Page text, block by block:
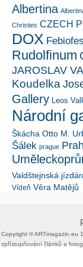
Albertina
Christies CZECH
DOX
Rudolfinum
JAROSLAV
Koudelka
Gallery Leos
Národní
Škácha Otto M.
Šálek prague
Valdštejnská
Vídeň Věra Matějů
Copyright ©​ ​​ARTmagazin.eu
zpřístupňování článků a